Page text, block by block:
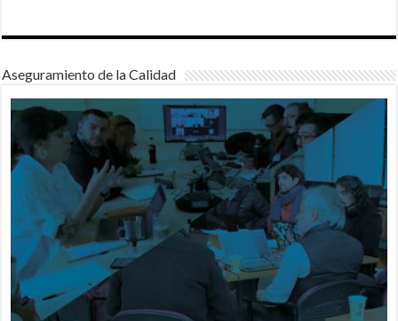
Aseguramiento de la Calidad